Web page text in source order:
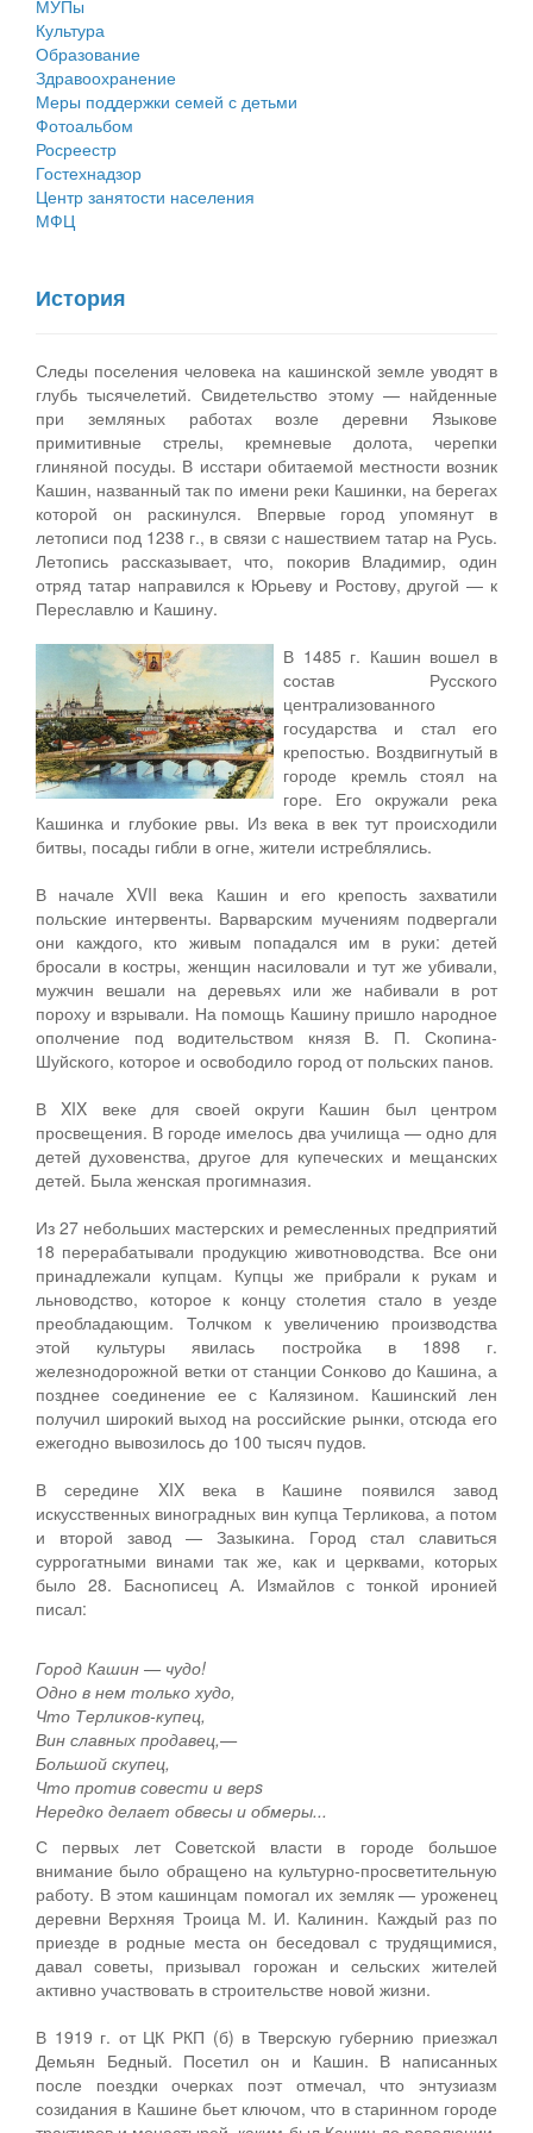
Государственные услуги
Промышленность и АПК
Экономика и бизнес
...
Символика
Устав
Гостям округа
Туризм
Культура
Социальная защита
Фотоальбом
муниципального округа Тверской области
Администрация Кашинского муниципального округа
Тверской области
Управление сельскими территориями
Открытые данные
Муниципальные услуги
Проекты административных регламентов
Антимонопольный комплаенс
Противодействие коррупции
Финансовое управление
Бюджет для граждан
Имущество
Выявление правообладателей ранее учтенных
объектов недвижимости
Информационная поддержка субъектов малого и
среднего предпринимательства
Муниципальные программы
Контрольно-счетная палата
Персональные данные
Оценка регулирующего воздействия
Деятельность МУ
Нормативы градостроительного проектирования
Правила землепользования и застройки
Генеральные планы
Проекты планировки территории
Собрание депутатов
Городское поселение
Сельские поселения
МУПы
Культура
Образование
Здравоохранение
Меры поддержки семей с детьми
Фотоальбом
Росреестр
Гостехнадзор
Центр занятости населения
МФЦ
История
Следы поселения человека на кашинской земле уводят в
глубь тысячелетий. Свидетельство этому — найденные
при земляных работах возле деревни Языкове
примитивные стрелы, кремневые долота, черепки
глиняной посуды. В исстари обитаемой местности возник
Кашин, названный так по имени реки Кашинки, на берегах
которой он раскинулся. Впервые город упомянут в
летописи под 1238 г., в связи с нашествием татар на Русь.
Летопись рассказывает, что, покорив Владимир, один
отряд татар направился к Юрьеву и Ростову, другой — к
Переславлю и Кашину.
В 1485 г. Кашин вошел в
состав Русского
централизованного
государства и стал его
крепостью. Воздвигнутый в
городе кремль стоял на
горе. Его окружали река
Кашинка и глубокие рвы. Из века в век тут происходили
битвы, посады гибли в огне, жители истреблялись.
В начале XVII века Кашин и его крепость захватили
польские интервенты. Варварским мучениям подвергали
они каждого, кто живым попадался им в руки: детей
бросали в костры, женщин насиловали и тут же убивали,
мужчин вешали на деревьях или же набивали в рот
пороху и взрывали. На помощь Кашину пришло народное
ополчение под водительством князя В. П. Скопина-
Шуйского, которое и освободило город от польских панов.
В XIX веке для своей округи Кашин был центром
просвещения. В городе имелось два училища — одно для
детей духовенства, другое для купеческих и мещанских
детей. Была женская прогимназия.
Из 27 небольших мастерских и ремесленных предприятий
18 перерабатывали продукцию животноводства. Все они
принадлежали купцам. Купцы же прибрали к рукам и
льноводство, которое к концу столетия стало в уезде
преобладающим. Толчком к увеличению производства
этой культуры явилась постройка в 1898 г.
железнодорожной ветки от станции Сонково до Кашина, а
позднее соединение ее с Калязином. Кашинский лен
получил широкий выход на российские рынки, отсюда его
ежегодно вывозилось до 100 тысяч пудов.
В середине XIX века в Кашине появился завод
искусственных виноградных вин купца Терликова, а потом
и второй завод — Зазыкина. Город стал славиться
суррогатными винами так же, как и церквами, которых
было 28. Баснописец А. Измайлов с тонкой иронией
писал:
Город Кашин — чудо!
Одно в нем только худо,
Что Терликов-купец,
Вин славных продавец,—
Большой скупец,
Что против совести и верs
Нередко делает обвесы и обмеры...
С первых лет Советской власти в городе большое
внимание было обращено на культурно-просветительную
работу. В этом кашинцам помогал их земляк — уроженец
деревни Верхняя Троица М. И. Калинин. Каждый раз по
приезде в родные места он беседовал с трудящимися,
давал советы, призывал горожан и сельских жителей
активно участвовать в строительстве новой жизни.
В 1919 г. от ЦК РКП (б) в Тверскую губернию приезжал
Демьян Бедный. Посетил он и Кашин. В написанных
после поездки очерках поэт отмечал, что энтузиазм
созидания в Кашине бьет ключом, что в старинном городе